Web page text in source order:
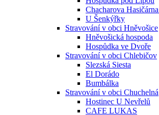
Chacharova
U Šenkýřky
Stravování v obci Hněvošice
Hněvošická hospoda
Hospůdka ve Dvoře
Stravování v obci Chlebičov
Slezská Siesta
El Dorádo
Bumbálka
Stravování v obci Chuchelná
Hostinec U Nevřelů
CAFE LUKAS